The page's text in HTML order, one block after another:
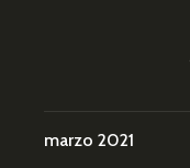
marzo 2021